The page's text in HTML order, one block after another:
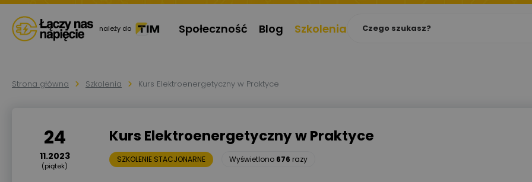
należy do Społeczność Blog Szkolenia
Strona główna Szkolenia Kurs Elektroenergetyczny w Praktyce
24
11.2023
(piątek)
Kurs Elektroenergetyczny w Praktyce
SZKOLENIE STACJONARNE Wyświetlono 676 razy